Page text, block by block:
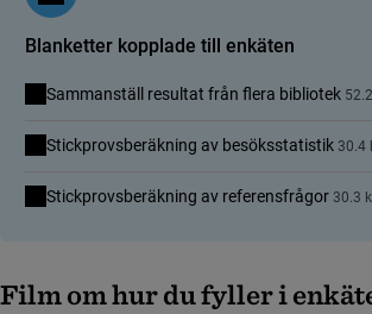
Blanketter kopplade till enkäten
Sammanställ resultat från flera bibliotek
Stickprovsberäkning av besöksstatistik 30.4
Stickprovsberäkning av referensfrågor 30.3
Film om hur du fyller i